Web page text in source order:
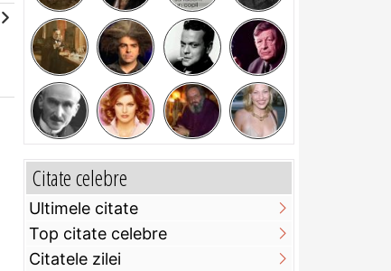
Citate celebre
Ultimele citate
Top citate celebre
Citatele zilei